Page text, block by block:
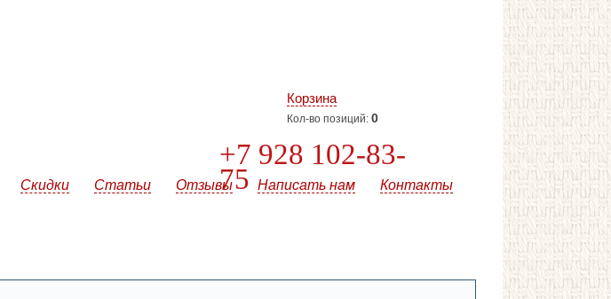
Корзина
Кол-во позиций: 0
+7 928 102-83-
75
Скидки Статьи Отзывы Написать нам Контакты